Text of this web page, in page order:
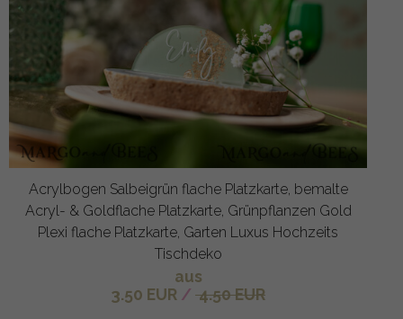
Acrylbogen Salbeigrün flache Platzkarte, bemalte
Acryl- & Goldflache Platzkarte, Grünpflanzen Gold
Plexi flache Platzkarte, Garten Luxus Hochzeits
Tischdeko
aus
3.50 EUR / 4.50 EUR